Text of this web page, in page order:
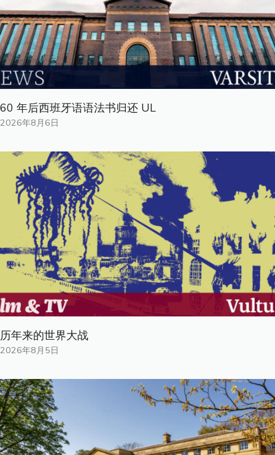
60 年后西班牙语语法书归还 UL
2026年8月6日
历年来的世界大战
2026年8月5日